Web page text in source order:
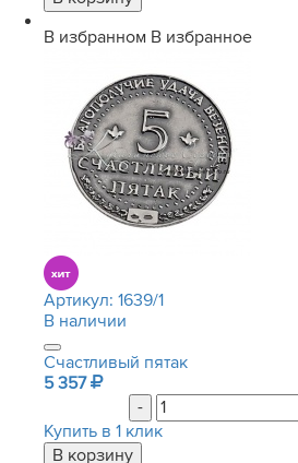
В избранном В избранное
Артикул: 1639/1
В наличии
Счастливый пятак
5 357
-
Купить в 1 клик